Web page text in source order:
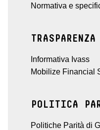
Normativa e
Informativa Ivass
Mobilize Financial
POLITICA
Politiche Parità di